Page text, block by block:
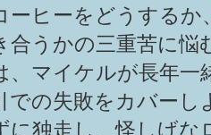
ーヒーをどうする
合うかの三重苦に
、マイケルが長年一
での失敗をカバーし
に独走し、怪しげな